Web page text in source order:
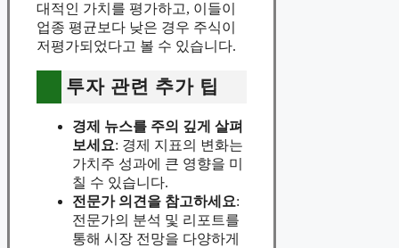
대적인 가치를 평가하고, 이들이
업종 평균보다 낮은 경우 주식이
저평가되었다고 볼 수 있습니다.
투자 관련 추가 팁
경제 뉴스를 주의 깊게 살펴
보세요: 경제 지표의 변화는
가치주 성과에 큰 영향을 미
칠 수 있습니다.
전문가 의견을 참고하세요:
전문가의 분석 및 리포트를
통해 시장 전망을 다양하게